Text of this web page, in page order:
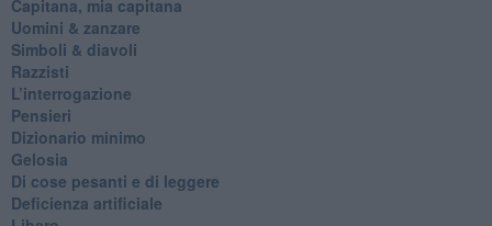
​Capitana, mia capitana
Uomini & zanzare
​Simboli & diavoli
Razzisti
​L’interrogazione
Pensieri
​Dizionario minimo
Gelosia
Di cose pesanti e di leggere
​Deficienza artificiale